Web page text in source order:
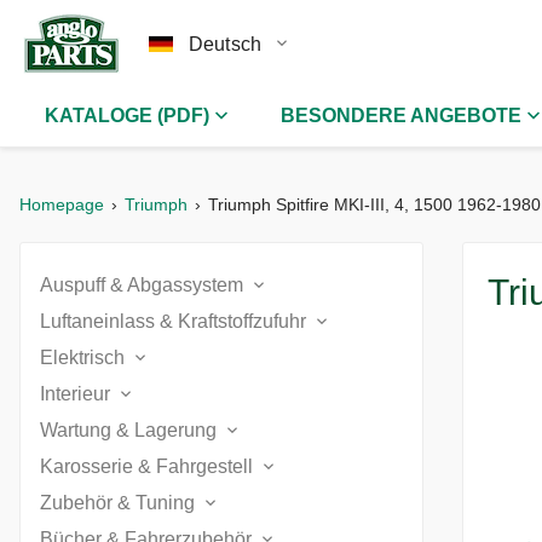
Deutsch
KATALOGE (PDF) BESONDERE ANGEBOTE
Homepage Triumph Triumph Spitfire MKI-III, 4, 1500 1962-1980
Auspuff & Abgassystem
Abgaskrümmer (2)
Abgasreinigung (2)
Auspuffanlage & Halterungen (4)
Speichenräder & Beschläge (1)
Luftaneinlass & Kraftstoffzufuhr
Ansaugkrümmer (1)
Kraftstoffleitungen (2)
Kraftstofftanks & -pumpen (1)
Luftfilter (2)
Elektrisch
Armaturenbrett & Komponenten (3)
Batterie, Anlasser, Lichtmaschine & Alternator (1)
Beleuchtung (3)
Interieur
Armaturenbrett & Komponenten (4)
Innenausstattung (5)
Wartung & Lagerung
Auffangwanne (2)
Autoschutzdecken (2)
Karosserie & Fahrgestell
Aufkleber & Abzeichen (4)
Zubehör & Tuning